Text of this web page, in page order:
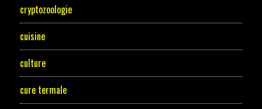
cryptozoologie
cuisine
culture
cure termale